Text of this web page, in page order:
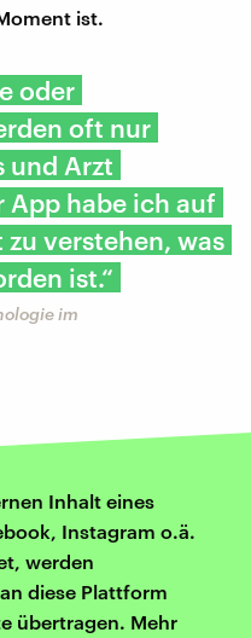
ist.
oder
oft nur
und Arzt
App habe ich auf
verstehen, was
ist.“
im
Inhalt eines
Instagram o.ä.
werden
diese Plattform
übertragen. Mehr